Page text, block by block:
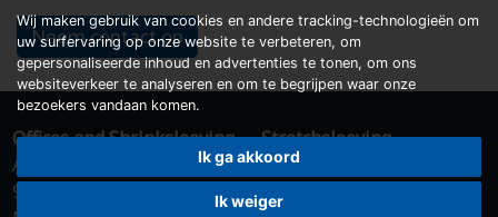
Wij maken gebruik van cookies en andere tracking-technologieën om
uw surfervaring op onze website te verbeteren, om
gepersonaliseerde inhoud en advertenties te tonen, om ons
websiteverkeer te analyseren en om te begrijpen waar onze
bezoekers vandaan komen.
Ik ga akkoord
Ik weiger
Neem contact op
Offices and Shrinksleeving
Ampèrelaan 5
9207 AM Drachten
Stretchsleeving
De Roef 2